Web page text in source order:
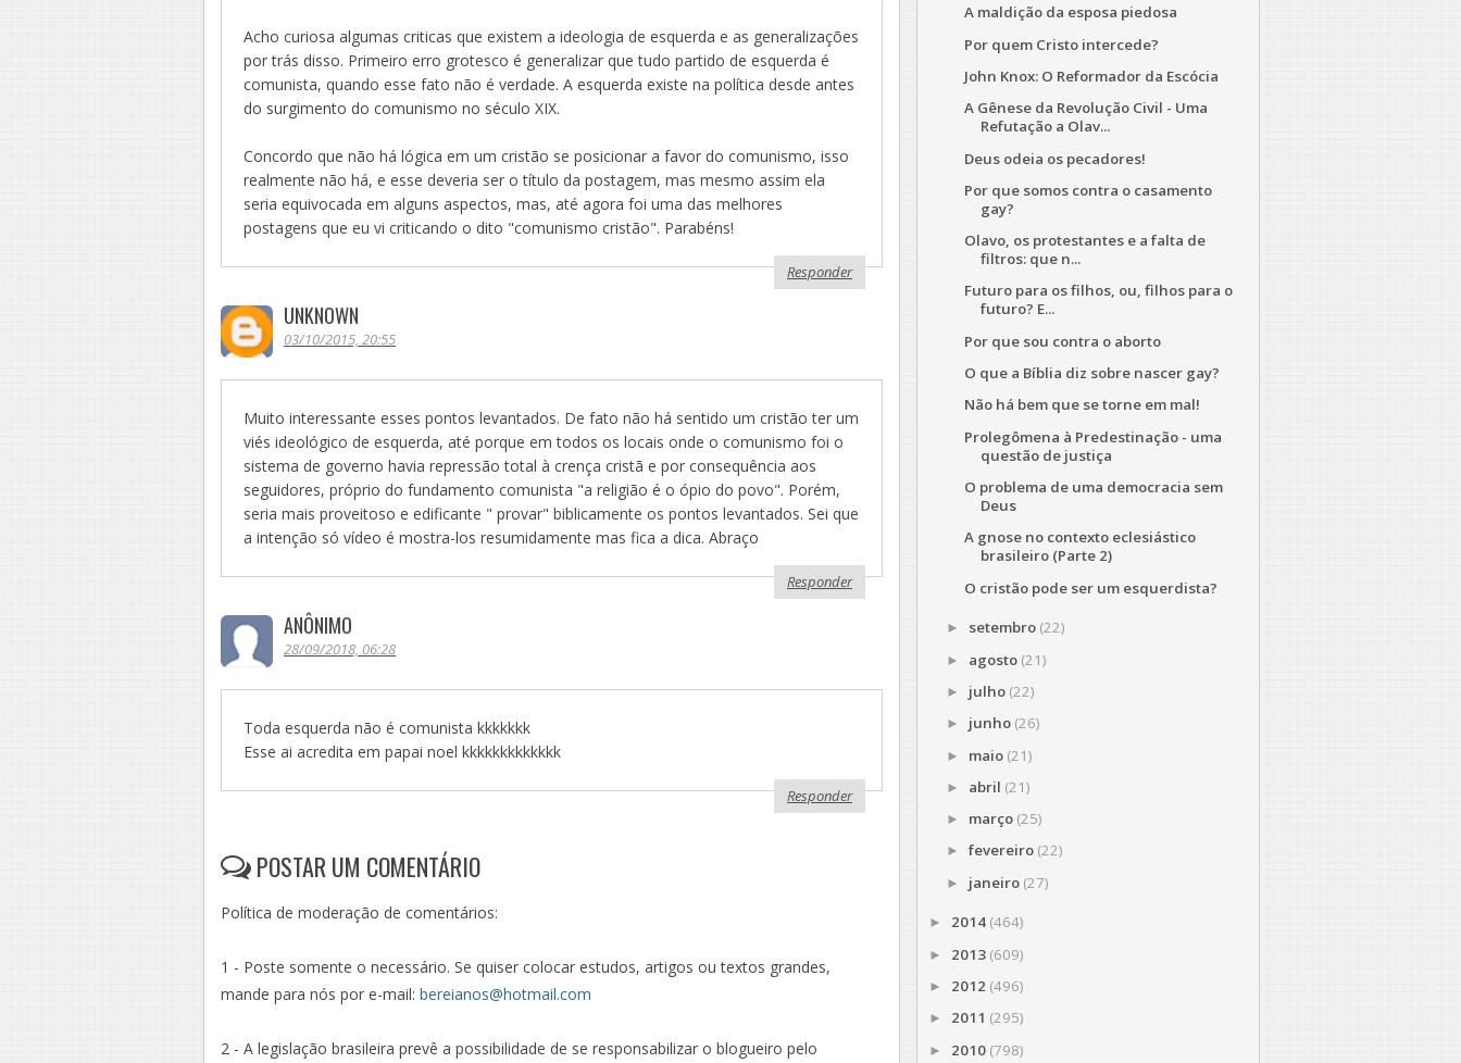
Acho curiosa algumas criticas que existem a ideologia de esquerda e as generalizações
por trás disso. Primeiro erro grotesco é generalizar que tudo partido de esquerda é
comunista, quando esse fato não é verdade. A esquerda existe na política desde antes
do surgimento do comunismo no século XIX.
Concordo que não há lógica em um cristão se posicionar a favor do comunismo, isso
realmente não há, e esse deveria ser o título da postagem, mas mesmo assim ela
seria equivocada em alguns aspectos, mas, até agora foi uma das melhores
postagens que eu vi criticando o dito "comunismo cristão". Parabéns!
Responder
UNKNOWN
03/10/2015, 20:55
Muito interessante esses pontos levantados. De fato não há sentido um cristão ter um
viés ideológico de esquerda, até porque em todos os locais onde o comunismo foi o
sistema de governo havia repressão total à crença cristã e por consequência aos
seguidores, próprio do fundamento comunista "a religião é o ópio do povo". Porém,
seria mais proveitoso e edificante " provar" biblicamente os pontos levantados. Sei que
a intenção só vídeo é mostra-los resumidamente mas fica a dica. Abraço
Responder
ANÔNIMO
28/09/2018, 06:28
Toda esquerda não é comunista kkkkkkk
Esse ai acredita em papai noel kkkkkkkkkkkkk
Responder
POSTAR UM COMENTÁRIO
Política de moderação de comentários:
1 - Poste somente o necessário. Se quiser colocar estudos, artigos ou textos grandes,
mande para nós por e-mail: bereianos@hotmail.com
2 - A legislação brasileira prevê a possibilidade de se responsabilizar o blogueiro pelo
A maldição da esposa piedosa
Por quem Cristo intercede?
John Knox: O Reformador da Escócia
A Gênese da Revolução Civil - Uma
Refutação a Olav...
Deus odeia os pecadores!
Por que somos contra o casamento
gay?
Olavo, os protestantes e a falta de
filtros: que n...
Futuro para os filhos, ou, filhos para o
futuro? E...
Por que sou contra o aborto
O que a Bíblia diz sobre nascer gay?
Não há bem que se torne em mal!
Prolegômena à Predestinação - uma
questão de justiça
O problema de uma democracia sem
Deus
A gnose no contexto eclesiástico
brasileiro (Parte 2)
O cristão pode ser um esquerdista?
► setembro (22)
► agosto (21)
► julho (22)
► junho (26)
► maio (21)
► abril (21)
► março (25)
► fevereiro (22)
► janeiro (27)
► 2014 (464)
► 2013 (609)
► 2012 (496)
► 2011 (295)
► 2010 (798)